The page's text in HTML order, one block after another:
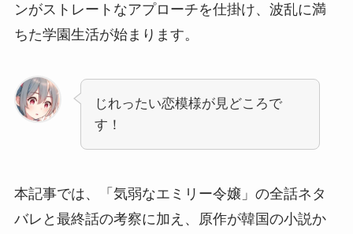
ンがストレートなアプローチを仕掛け、波乱に満
ちた学園生活が始まります。
じれったい恋模様が見どころで
す！
本記事では、「気弱なエミリー令嬢」の全話ネタ
バレと最終話の考察に加え、原作が韓国の小説か